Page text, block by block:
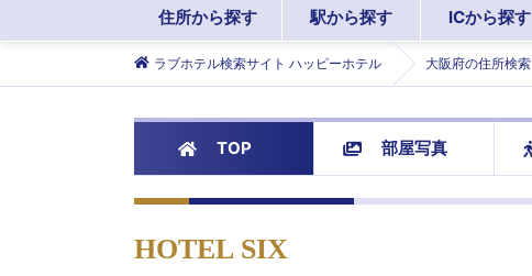
住所から探す 駅から探す ICから探す
ラブホテル検索サイト ハッピーホテル 大阪府の住所検索
TOP 部屋写真
HOTEL SIX